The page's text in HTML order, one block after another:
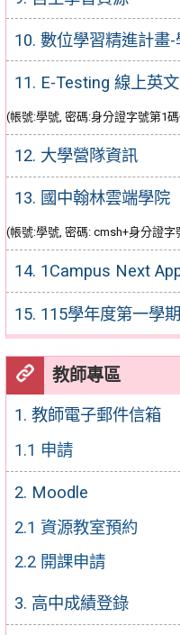
10. 數位學習精進計畫
11. E-Testing 線上英
(帳號:學號, 密碼:身分證字號第1
12. 大學營隊資訊
13. 國中翰林雲端學院
(帳號:學號, 密碼: cmsh+身分證
14. 1Campus Next
15. 115學年度第一學
教師專區
1. 教師電子郵件信箱
1.1 申請
2. Moodle
2.1 資源教室預約
2.2 開課申請
3. 高中成績登錄